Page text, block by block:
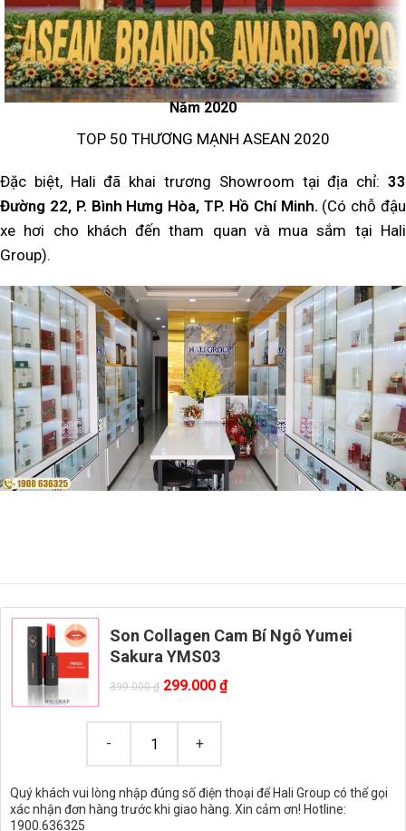
Năm 2020
TOP 50 THƯƠNG MẠNH ASEAN 2020
Đặc biệt, Hali đã khai trương Showroom tại địa chỉ: 33
Đường 22, P. Bình Hưng Hòa, TP. Hồ Chí Minh. (Có chỗ đậu
xe hơi cho khách đến tham quan và mua sắm tại Hali
Group).
Son Collagen Cam Bí Ngô Yumei
Sakura YMS03
399.000₫ 299.000 ₫
Quý khách vui lòng nhập đúng số điện thoại để Hali Group có thể gọi
xác nhận đơn hàng trước khi giao hàng. Xin cảm ơn! Hotline:
1900.636325